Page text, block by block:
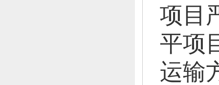
项目
平项
运输